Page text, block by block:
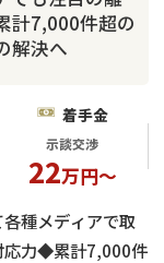
計7,000件超の
解決へ
着手金
示談交渉
22万円～
種メディアで取
応力◆累計7,000件